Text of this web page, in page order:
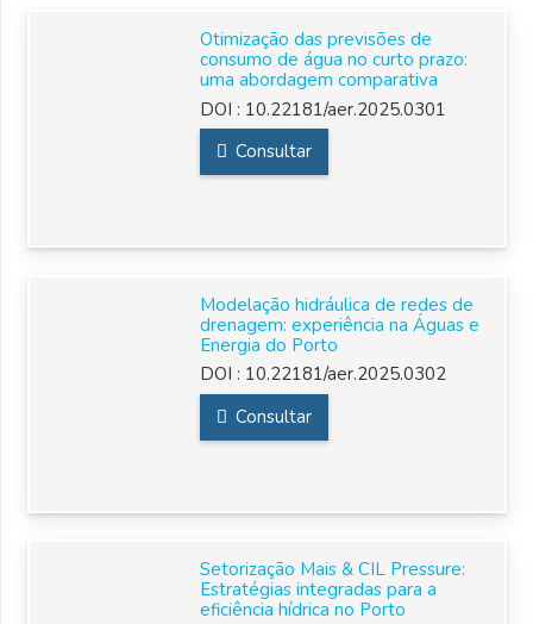
Otimização das previsões de
consumo de água no curto prazo:
uma abordagem comparativa
DOI : 10.22181/aer.2025.0301
Consultar
Modelação hidráulica de redes de
drenagem: experiência na Águas e
Energia do Porto
DOI : 10.22181/aer.2025.0302
Consultar
Setorização Mais & CIL Pressure:
Estratégias integradas para a
eficiência hídrica no Porto